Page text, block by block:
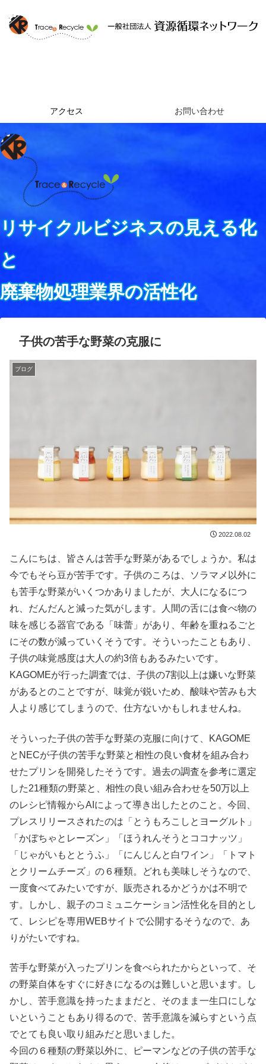
アクセス お問い合わせ
リサイクルビジネスの見える化
と
廃棄物処理業界の活性化
子供の苦手な野菜の克服に
ブログ
2022.08.02
こんにちは、皆さんは苦手な野菜があるでしょうか。私は
今でもそら豆が苦手です。子供のころは、ソラマメ以外に
も苦手な野菜がいくつかありましたが、大人になるにつ
れ、だんだんと減った気がします。人間の舌には食べ物の
味を感じる器官である「味蕾」があり、年齢を重ねるごと
にその数が減っていくそうです。そういったこともあり、
子供の味覚感度は大人の約3倍もあるみたいです。
KAGOMEが行った調査では、子供の7割以上は嫌いな野菜
があるとのことですが、味覚が鋭いため、酸味や苦みも大
人より感じてしまうので、仕方ないかもしれませんね。
そういった子供の苦手な野菜の克服に向けて、KAGOME
とNECが子供の苦手な野菜と相性の良い食材を組み合わ
せたプリンを開発したそうです。過去の調査を参考に選定
した21種類の野菜と、相性の良い組み合わせを50万以上
のレシピ情報からAIによって導き出したとのこと。今回、
プレスリリースされたのは「とうもろこしとヨーグルト」
「かぼちゃとレーズン」「ほうれんそうとココナッツ」
「じゃがいもととうふ」「にんじんと白ワイン」「トマト
とクリームチーズ」の６種類。どれも美味しそうなので、
一度食べてみたいですが、販売されるかどうかは不明で
す。しかし、親子のコミュニケーション活性化を目的とし
て、レシピを専用WEBサイトで公開するそうなので、あ
りがたいですね。
苦手な野菜が入ったプリンを食べられたからといって、そ
の野菜自体をすぐに好きになるのは難しいと思います。し
かし、苦手意識を持ったままだと、そのまま一生口にしな
いということもあり得るので、苦手意識を減らすという点
でとても良い取り組みだと思いました。
今回の６種類の野菜以外に、ピーマンなどの子供の苦手な